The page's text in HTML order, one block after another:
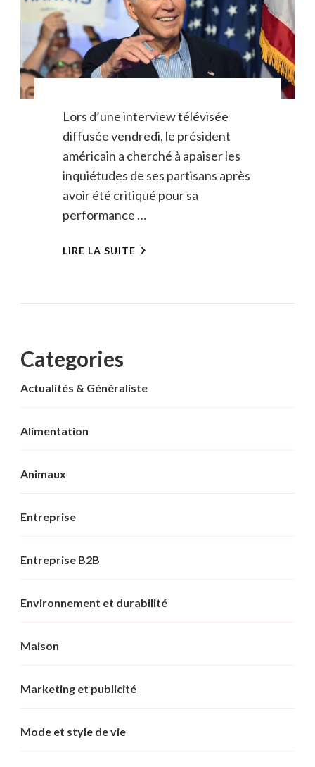
Lors d’une interview télévisée
diffusée vendredi, le président
américain a cherché à apaiser les
inquiétudes de ses partisans après
avoir été critiqué pour sa
performance …
LIRE LA SUITE
Categories
Actualités & Généraliste
Alimentation
Animaux
Entreprise
Entreprise B2B
Environnement et durabilité
Maison
Marketing et publicité
Mode et style de vie